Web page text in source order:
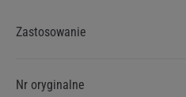
Zastosowanie
Nr oryginalne